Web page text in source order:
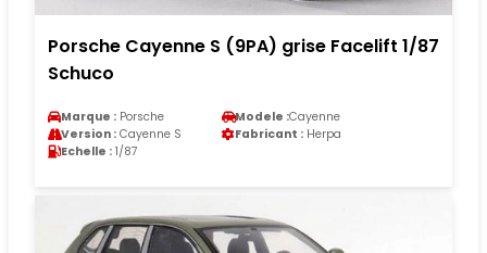
Porsche Cayenne S (9PA) grise Facelift 1/87
Schuco
Marque : Porsche Modele :Cayenne
Version : Cayenne S Fabricant : Herpa
Echelle : 1/87